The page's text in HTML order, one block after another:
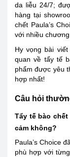
da liễu 24/7;
hàng tại
chết Paula’s
với nhiều
Hy vọng bài
quan về tẩy tế
phẩm được yêu
hợp nhất!
Câu hỏi
Tẩy tế bào
cảm không?
Paula’s Choice
phù hợp với